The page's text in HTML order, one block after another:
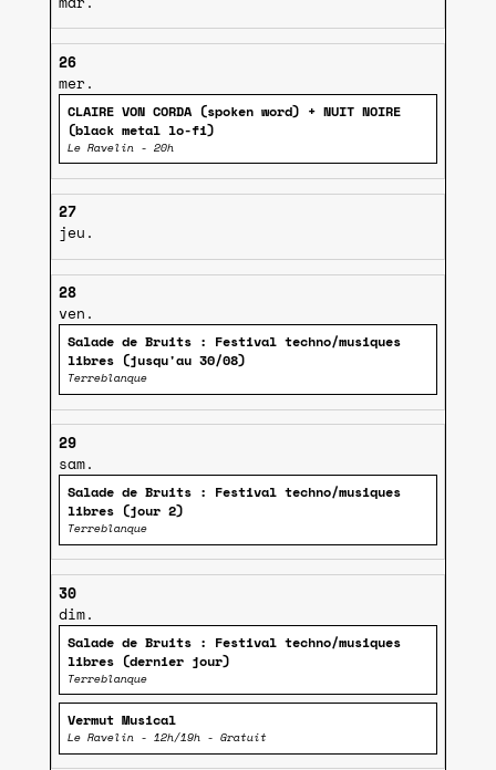
26
mer.
CLAIRE VON CORDA (spoken word) + NUIT NOIRE
(black metal lo-fi)
Le Ravelin - 20h
27
jeu.
28
ven.
Salade de Bruits : Festival techno/musiques
libres (jusqu'au 30/08)
Terreblanque
29
sam.
Salade de Bruits : Festival techno/musiques
libres (jour 2)
Terreblanque
30
dim.
Salade de Bruits : Festival techno/musiques
libres (dernier jour)
Terreblanque
Vermut Musical
Le Ravelin - 12h/19h - Gratuit